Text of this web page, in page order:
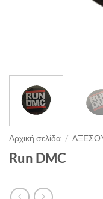
Αρχική σελίδα /
Run DMC